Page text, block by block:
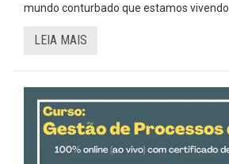
mundo conturbado que estamos vivendo.
LEIA MAIS